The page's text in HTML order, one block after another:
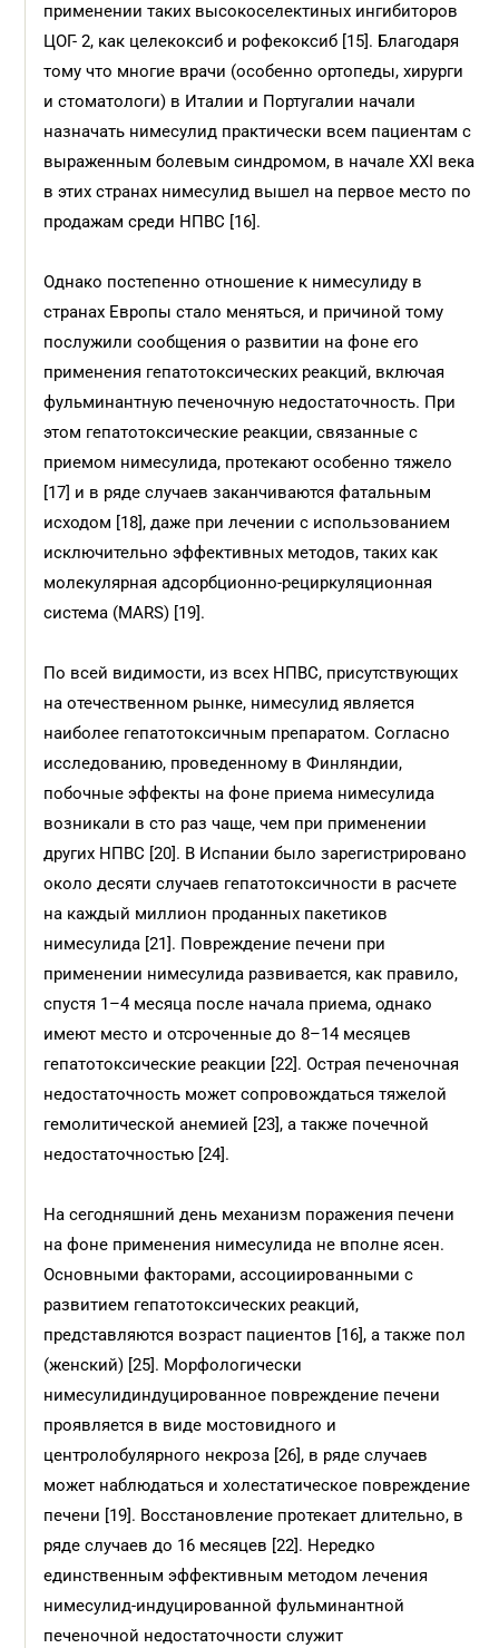
применении таких высокоселектиных ингибиторов
ЦОГ- 2, как целекоксиб и рофекоксиб [15]. Благодаря
тому что многие врачи (особенно ортопеды, хирурги
и стоматологи) в Италии и Португалии начали
назначать нимесулид практически всем пациентам с
выраженным болевым синдромом, в начале XXI века
в этих странах нимесулид вышел на первое место по
продажам среди НПВС [16].
Однако постепенно отношение к нимесулиду в
странах Европы стало меняться, и причиной тому
послужили сообщения о развитии на фоне его
применения гепатотоксических реакций, включая
фульминантную печеночную недостаточность. При
этом гепатотоксические реакции, связанные с
приемом нимесулида, протекают особенно тяжело
[17] и в ряде случаев заканчиваются фатальным
исходом [18], даже при лечении с использованием
исключительно эффективных методов, таких как
молекулярная адсорбционно-рециркуляционная
система (MARS) [19].
По всей видимости, из всех НПВС, присутствующих
на отечественном рынке, нимесулид является
наиболее гепатотоксичным препаратом. Согласно
исследованию, проведенному в Финляндии,
побочные эффекты на фоне приема нимесулида
возникали в сто раз чаще, чем при применении
других НПВС [20]. В Испании было зарегистрировано
около десяти случаев гепатотоксичности в расчете
на каждый миллион проданных пакетиков
нимесулида [21]. Повреждение печени при
применении нимесулида развивается, как правило,
спустя 1–4 месяца после начала приема, однако
имеют место и отсроченные до 8–14 месяцев
гепатотоксические реакции [22]. Острая печеночная
недостаточность может сопровождаться тяжелой
гемолитической анемией [23], а также почечной
недостаточностью [24].
На сегодняшний день механизм поражения печени
на фоне применения нимесулида не вполне ясен.
Основными факторами, ассоциированными с
развитием гепатотоксических реакций,
представляются возраст пациентов [16], а также пол
(женский) [25]. Морфологически
нимесулидиндуцированное повреждение печени
проявляется в виде мостовидного и
центролобулярного некроза [26], в ряде случаев
может наблюдаться и холестатическое повреждение
печени [19]. Восстановление протекает длительно, в
ряде случаев до 16 месяцев [22]. Нередко
единственным эффективным методом лечения
нимесулид-индуцированной фульминантной
печеночной недостаточности служит